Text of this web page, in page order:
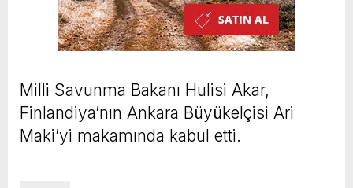
Milli Savunma Bakanı Hulisi Akar,
Finlandiya’nın Ankara Büyükelçisi Ari
Maki’yi makamında kabul etti.